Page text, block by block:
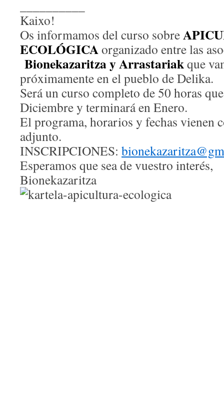
Kaixo!
Os informamos del curso sobre
ECOLÓGICAorganizado entre las
Bionekazaritza y Arrastariakque
próximamente en el pueblo de Delika.
Será un curso completo de 50 horas
Diciembre y terminará en Enero.
El programa, horarios y fechas vienen
adjunto.
INSCRIPCIONES:
Esperamos que sea de vuestro interés,
Bionekazaritza